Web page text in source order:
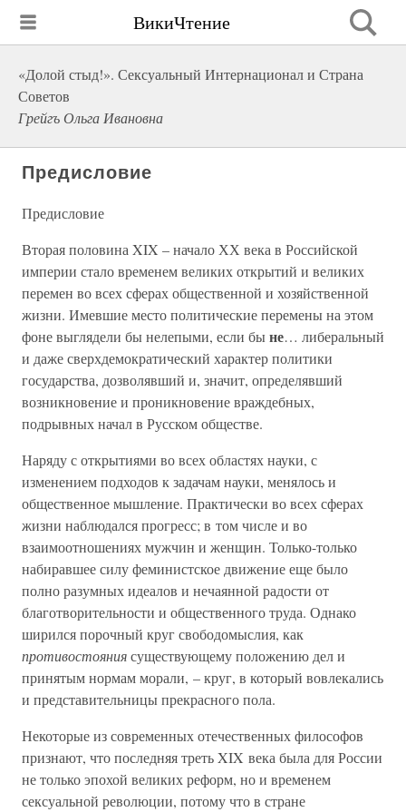
ВикиЧтение
«Долой стыд!». Сексуальный Интернационал и Страна
Советов
Грейгъ Ольга Ивановна
Предисловие
Предисловие
Вторая половина XIX – начало ХХ века в Российской
империи стало временем великих открытий и великих
перемен во всех сферах общественной и хозяйственной
жизни. Имевшие место политические перемены на этом
фоне выглядели бы нелепыми, если быне… либеральный
и даже сверхдемократический характер политики
государства, дозволявший и, значит, определявший
возникновение и проникновение враждебных,
подрывных начал в Русском обществе.
Наряду с открытиями во всех областях науки, с
изменением подходов к задачам науки, менялось и
общественное мышление. Практически во всех сферах
жизни наблюдался прогресс; в том числе и во
взаимоотношениях мужчин и женщин. Только-только
набиравшее силу феминистское движение еще было
полно разумных идеалов и нечаянной радости от
благотворительности и общественного труда. Однако
ширился порочный круг свободомыслия, как
противостояниясуществующему положению дел и
принятым нормам морали, – круг, в который вовлекались
и представительницы прекрасного пола.
Некоторые из современных отечественных философов
признают, что последняя треть XIX века была для России
не только эпохой великих реформ, но и временем
сексуальной революции, потому что в стране